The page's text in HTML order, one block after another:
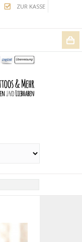
ZUR KASSE